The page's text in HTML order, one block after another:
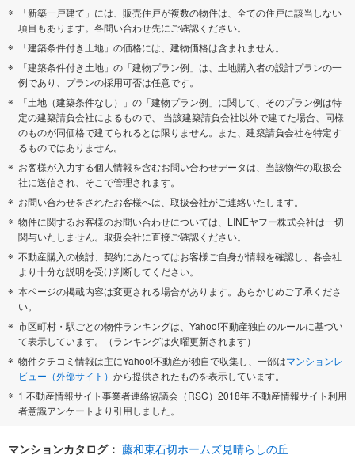
「新築一戸建て」には、販売住戸が複数の物件は、全ての住戸に該当しない
項目もあります。各問い合わせ先にご確認ください。
「建築条件付き土地」の価格には、建物価格は含まれません。
「建築条件付き土地」の「建物プラン例」は、土地購入者の設計プランの一
例であり、プランの採用可否は任意です。
「土地（建築条件なし）」の「建物プラン例」に関して、そのプラン例は特
定の建築請負会社によるもので、 当該建築請負会社以外で建てた場合、同様
のものが同価格で建てられるとは限りません。また、建築請負会社を特定す
るものではありません。
お客様が入力する個人情報を含むお問い合わせデータは、当該物件の取扱会
社に送信され、そこで管理されます。
お問い合わせをされたお客様へは、取扱会社がご連絡いたします。
物件に関するお客様のお問い合わせについては、LINEヤフー株式会社は一切
関与いたしません。取扱会社に直接ご確認ください。
不動産購入の検討、契約にあたってはお客様ご自身が情報を確認し、各会社
より十分な説明を受け判断してください。
本ページの掲載内容は変更される場合があります。あらかじめご了承くださ
い。
市区町村・駅ごとの物件ランキングは、Yahoo!不動産独自のルールに基づい
て表示しています。（ランキングは火曜更新されます）
物件クチコミ情報は主にYahoo!不動産が独自で収集し、一部はマンションレ
ビュー（外部サイト） から提供されたものを表示しています。
1 不動産情報サイト事業者連絡協議会（RSC）2018年 不動産情報サイト利用
者意識アンケートより引用しました。
マンションカタログ： 藤和東石切ホームズ見晴らしの丘